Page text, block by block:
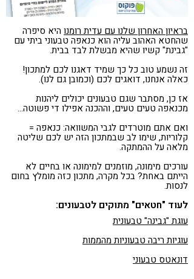
בראיון האחרון שלנו עם עדית רומנו היא סיפרה
שהחטא האהוב עליה הוא כנאפה טבעוני ביתי עם
"גבינת" קשיו שהיא מבשלת לבד בבית.
זה נשמע טוב כל כך שמיד דאגנו לכם למתכון!
כאלה אנחנו, דואגים לכם (וכמובן גם לנו).
אז כן, מסתבר שגם טבעונים יכולים ליהנות
מכנאפה טעים טעים, וההכנה אפילו די פשוטה…
ואם אתם מוטרדים לגבי המשוואה: כנאפה =
קלוריות, שימו לב שבמתכון הזה יש לכם שליטה
מלאה על ההמתקה.
עורכים מימונה, מוזמנים למימונה או בחיים לא
הייתם באחת? בכל מקרה, מתכון כזה מומלץ בחום
לנסות.
לעוד "חטאים" מתוקים לטבעונים:
עוגת "גבינה" טבעונית
עוגיות ריבה טבעוניות מהממות
דונאטס טבעוני